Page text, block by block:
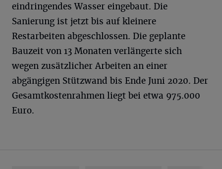
eindringendes Wasser eingebaut. Die
Sanierung ist jetzt bis auf kleinere
Restarbeiten abgeschlossen. Die geplante
Bauzeit von 13 Monaten verlängerte sich
wegen zusätzlicher Arbeiten an einer
abgängigen Stützwand bis Ende Juni 2020. Der
Gesamtkostenrahmen liegt bei etwa 975.000
Euro.